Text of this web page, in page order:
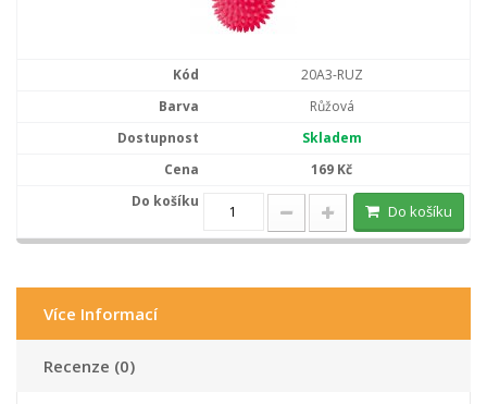
20A3-RUZ
Růžová
Skladem
169 Kč
Do košíku
Více Informací
Recenze (0)